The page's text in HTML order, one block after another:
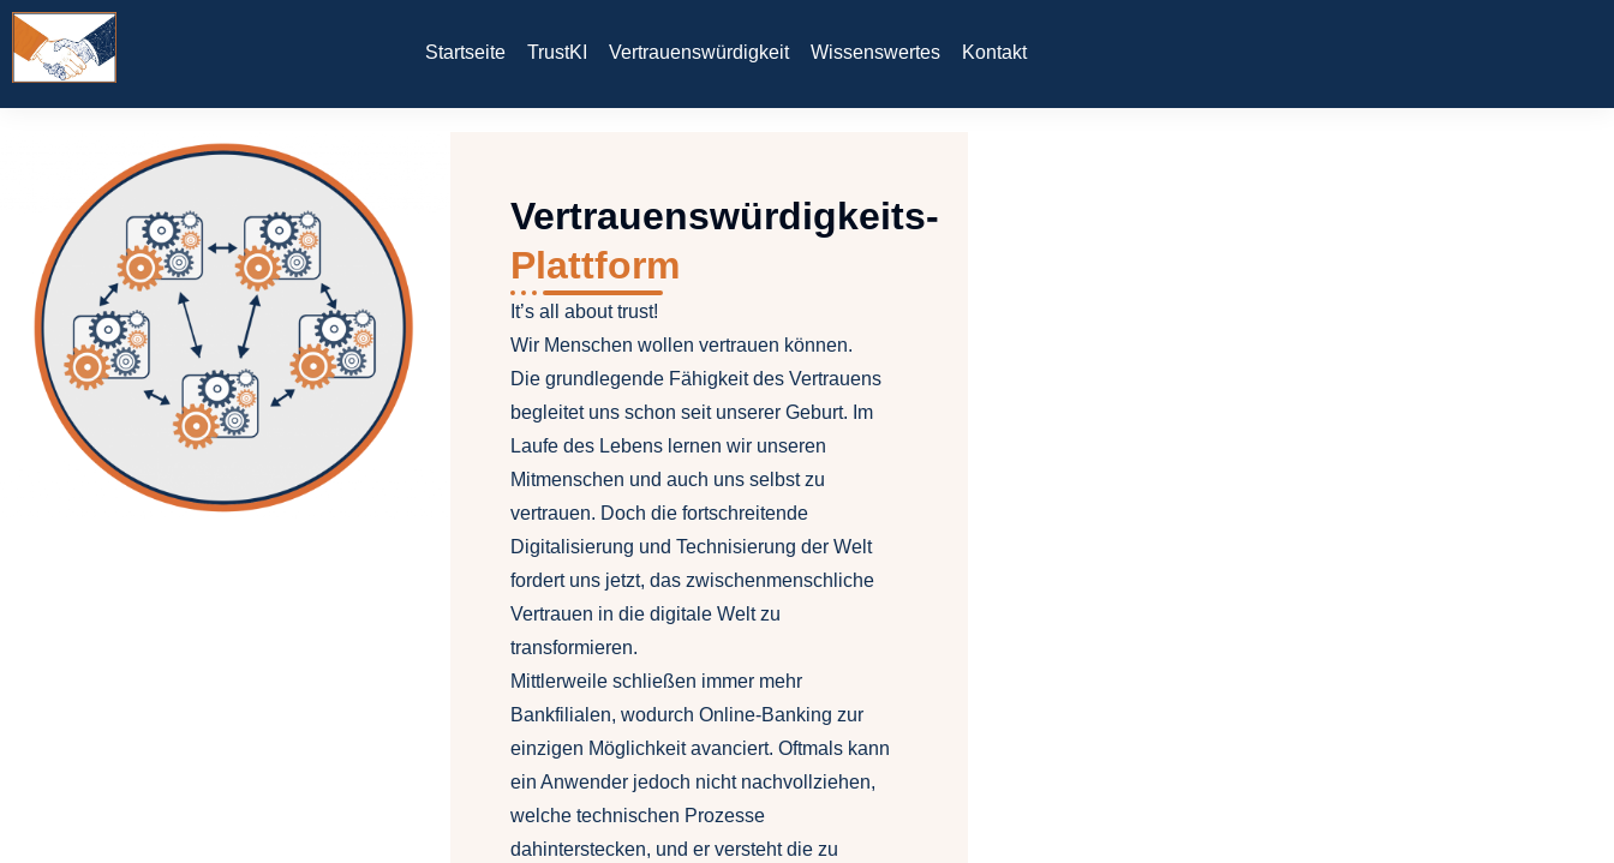
Startseite TrustKI Vertrauenswürdigkeit Wissenswertes Kontakt
Vertrauenswürdigkeits-
Plattform
It’s all about trust!
Wir Menschen wollen vertrauen können.
Die grundlegende Fähigkeit des Vertrauens
begleitet uns schon seit unserer Geburt. Im
Laufe des Lebens lernen wir unseren
Mitmenschen und auch uns selbst zu
vertrauen. Doch die fortschreitende
Digitalisierung und Technisierung der Welt
fordert uns jetzt, das zwischenmenschliche
Vertrauen in die digitale Welt zu
transformieren.
Mittlerweile schließen immer mehr
Bankfilialen, wodurch Online-Banking zur
einzigen Möglichkeit avanciert. Oftmals kann
ein Anwender jedoch nicht nachvollziehen,
welche technischen Prozesse
dahinterstecken, und er versteht die zu